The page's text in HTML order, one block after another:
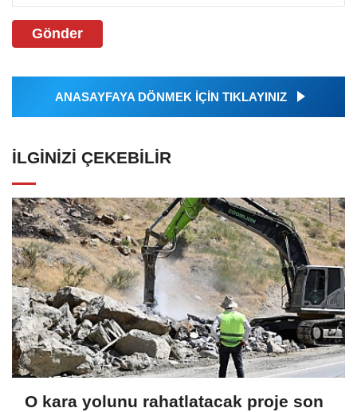
Gönder
ANASAYFAYA DÖNMEK İÇİN TIKLAYINIZ
İLGINIZI ÇEKEBILIR
O kara yolunu rahatlatacak proje son